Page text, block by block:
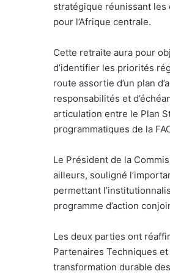
stratégique réunissant les
pour l’Afrique centrale.
Cette retraite aura pour
d’identifier les priorités
route assortie d’un plan
responsabilités et
articulation entre le Plan
programmatiques de la
Le Président de la
ailleurs, souligné
permettant
programme d’action
Les deux parties ont
Partenaires Techniques
transformation durable